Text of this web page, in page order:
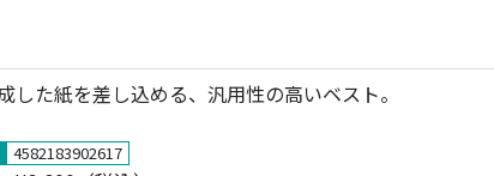
した紙を差し込める、汎用性の高いベスト。
4582183902617